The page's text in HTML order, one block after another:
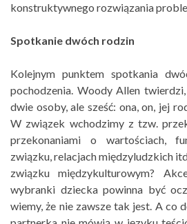
konstruktywnego rozwiązania
Spotkanie dwóch rodzin
Kolejnym punktem spotkania
pochodzenia. Woody Allen
dwie osoby, ale sześć: ona, on, jej
W związek wchodzimy z tzw.
przekonaniami o wartościach,
związku, relacjach międzyludzkich
związku międzykulturowym?
wybranki dziecka powinna być
wiemy, że nie zawsze tak jest. A co